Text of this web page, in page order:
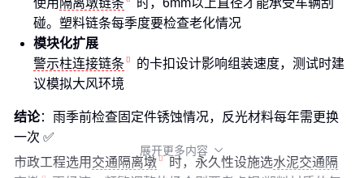
使用 隔离墩链条
时，6mm以上直径才能承受车辆刮
碰。塑料链条每季度要检查老化情况
模块化扩展
警示柱连接链条
的卡扣设计影响组装速度，测试时建
议模拟大风环境
结论：雨季前检查固定件锈蚀情况，反光材料每年需更换
一次 ✅
市政工程选用交通隔离墩 时，永久性设施选水泥交通隔
展开更多内容 